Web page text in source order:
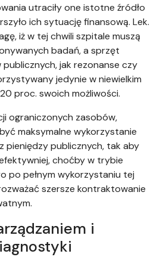
utraciły one istotne źródło
ich sytuację finansową. Lek.
iż w tej chwili szpitale muszą
badań, a sprzęt
jak rezonanse czy
jedynie w niewielkim
proc. swoich możliwości.
ograniczonych zasobów,
maksymalne wykorzystanie
pieniędzy publicznych, tak aby
choćby w trybie
po pełnym wykorzystaniu tej
szersze kontraktowanie
i